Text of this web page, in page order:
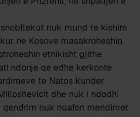
nuk mund te kishim
ne Kosove masakroheshin
etnikisht gjithe
ndonje qe edhe kerkonte
te Natos kunder
dhe nuk i ndodhi
qendrim nuk ndalon mendimet